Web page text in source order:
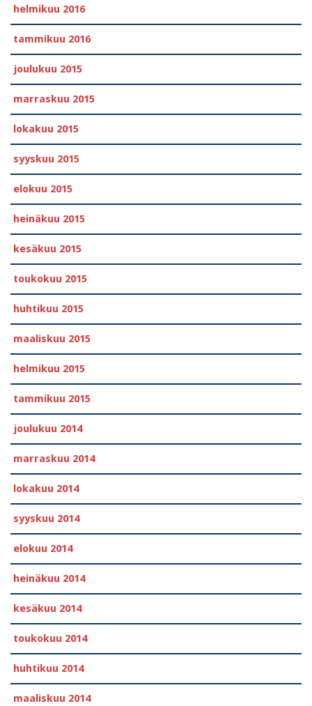
helmikuu 2016
tammikuu 2016
joulukuu 2015
marraskuu 2015
lokakuu 2015
syyskuu 2015
elokuu 2015
heinäkuu 2015
kesäkuu 2015
toukokuu 2015
huhtikuu 2015
maaliskuu 2015
helmikuu 2015
tammikuu 2015
joulukuu 2014
marraskuu 2014
lokakuu 2014
syyskuu 2014
elokuu 2014
heinäkuu 2014
kesäkuu 2014
toukokuu 2014
huhtikuu 2014
maaliskuu 2014